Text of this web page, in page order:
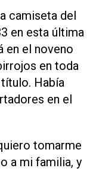
camiseta del
en esta última
en el noveno
en toda
Había
en el
tomarme
a mi familia, y